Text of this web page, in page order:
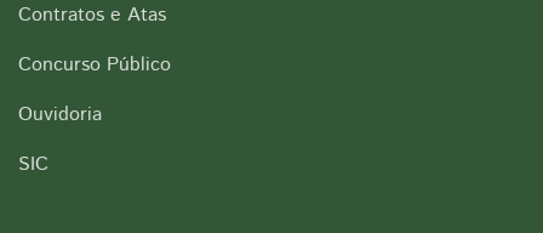
Contratos e Atas
Concurso Público
Ouvidoria
SIC